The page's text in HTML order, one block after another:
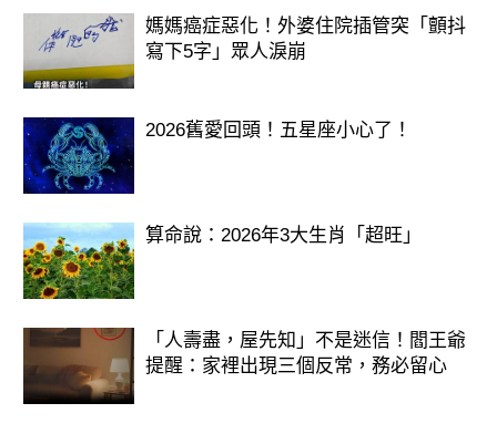
媽媽癌症惡化！外婆住院插管突「顫抖
寫下5字」眾人淚崩
2026舊愛回頭！五星座小心了！
算命說：2026年3大生肖「超旺」
「人壽盡，屋先知」不是迷信！閻王爺
提醒：家裡出現三個反常，務必留心